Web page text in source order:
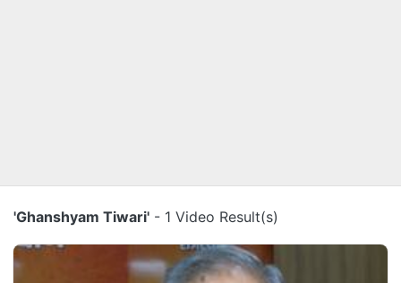
'Ghanshyam Tiwari' - 1 Video Result(s)